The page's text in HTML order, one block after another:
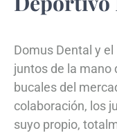
Domus Dental y
juntos de la mano
bucales del
colaboración, los
suyo propio,